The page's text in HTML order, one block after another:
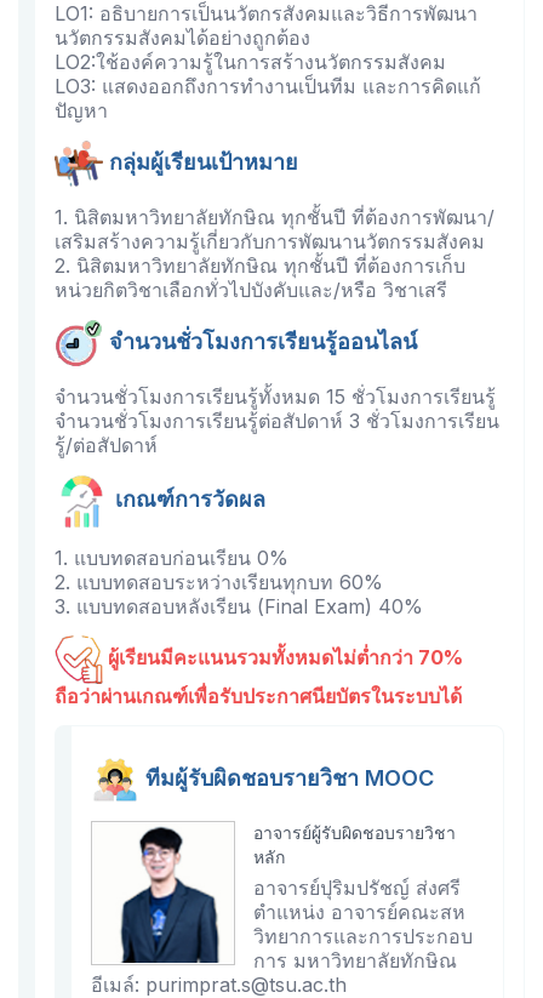
LO1: อธิบายการเป็นนวัตกรสังคมและวิธีการพัฒนา
นวัตกรรมสังคมได้อย่างถูกต้อง
LO2:ใช้องค์ความรู้ในการสร้างนวัตกรรมสังคม
LO3: แสดงออกถึงการทำงานเป็นทีม และการคิดแก้
ปัญหา
กลุ่มผู้เรียนเป้าหมาย
1. นิสิตมหาวิทยาลัยทักษิณ ทุกชั้นปี ที่ต้องการพัฒนา/
เสริมสร้างความรู้เกี่ยวกับการพัฒนานวัตกรรมสังคม
2. นิสิตมหาวิทยาลัยทักษิณ ทุกชั้นปี ที่ต้องการเก็บ
หน่วยกิตวิชาเลือกทั่วไปบังคับและ/หรือ วิชาเสรี
จำนวนชั่วโมงการเรียนรู้ออนไลน์
จำนวนชั่วโมงการเรียนรู้ทั้งหมด 15 ชั่วโมงการเรียนรู้
จำนวนชั่วโมงการเรียนรู้ต่อสัปดาห์ 3 ชั่วโมงการเรียน
รู้/ต่อสัปดาห์
เกณฑ์การวัดผล
1. แบบทดสอบก่อนเรียน 0%
2. แบบทดสอบระหว่างเรียนทุกบท 60%
3. แบบทดสอบหลังเรียน (Final Exam) 40%
ผู้เรียนมีคะแนนรวมทั้งหมดไม่ต่ำกว่า 70%
ถือว่าผ่านเกณฑ์เพื่อรับประกาศนียบัตรในระบบได้
ทีมผู้รับผิดชอบรายวิชา MOOC
อาจารย์ผู้รับผิดชอบรายวิชา
หลัก
อาจารย์ปุริมปรัชญ์ ส่งศรี
ตำแหน่ง อาจารย์คณะสห
วิทยาการและการประกอบ
การ มหาวิทยาลัยทักษิณ
อีเมล์: purimprat.s@tsu.ac.th